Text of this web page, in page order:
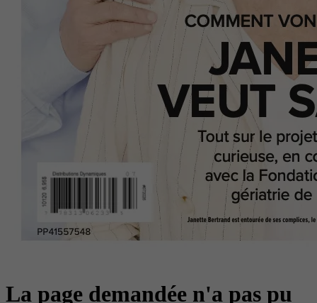
La page demandée n'a pas pu